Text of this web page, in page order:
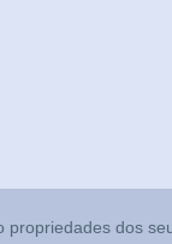
propriedades dos